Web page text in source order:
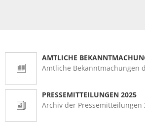
AMTLICHE
Amtliche Bekanntmachungen
PRESSEMITTEILUNGEN 2025
Archiv der Pressemitteilungen